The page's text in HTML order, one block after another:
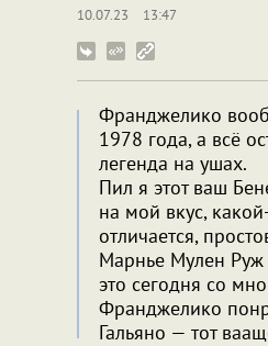
10.07.23
13:47
Франджелико
1978 года, а всё
легенда на ушах.
Пил я этот ваш
на мой вкус,
отличается,
Марнье Мулен
это сегодня со
Франджелико
Гальяно — тот